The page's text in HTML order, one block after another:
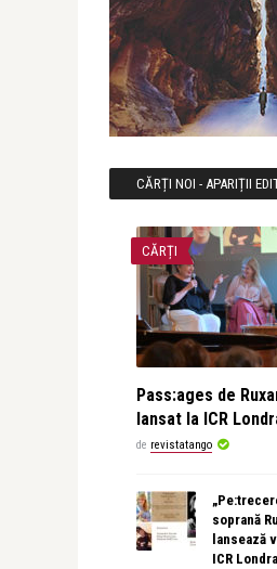
CĂRȚI NOI - APARIȚII
CĂRȚI
Pass:ages de
lansat la ICR
de revistatango
soprană
lansează
ICR Londra